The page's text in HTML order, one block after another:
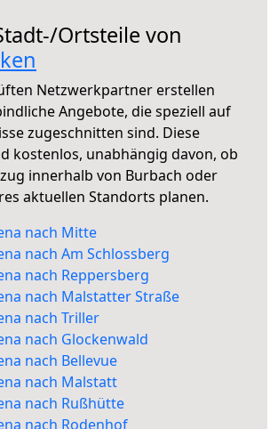
Ortsteile von
Netzwerkpartner erstellen
Angebote, die speziell auf
zugeschnitten sind. Diese
kostenlos, unabhängig davon, ob
innerhalb von Burbach oder
aktuellen Standorts planen.
nach Mitte
nach Am Schlossberg
nach Reppersberg
nach Malstatter Straße
nach Triller
nach Glockenwald
nach Bellevue
nach Malstatt
nach Rußhütte
nach Rodenhof